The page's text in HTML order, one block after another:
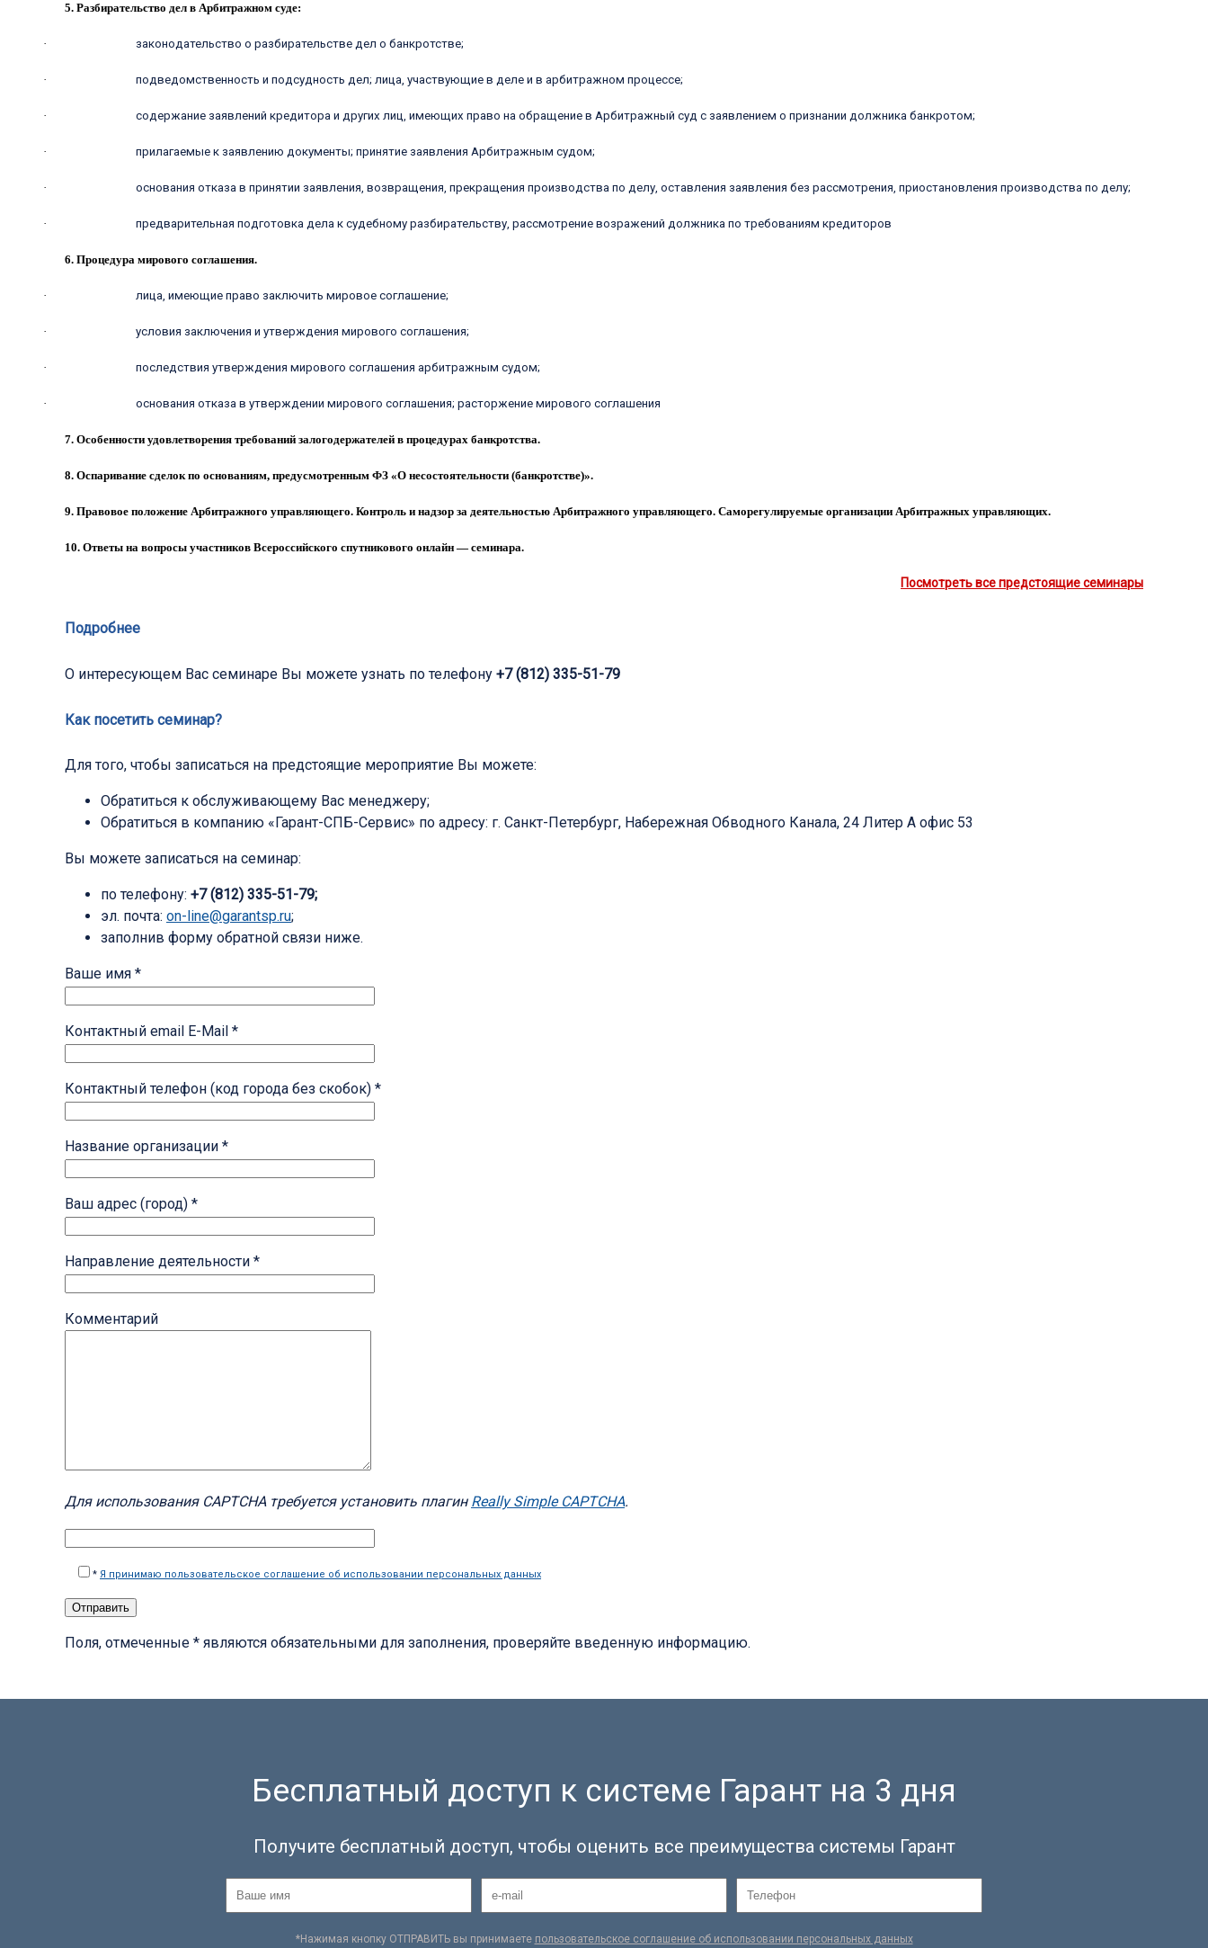
5. Разбирательство дел в Арбитражном суде:
· законодательство о разбирательстве дел о банкротстве;
· подведомственность и подсудность дел; лица, участвующие в деле и в арбитражном процессе;
· содержание заявлений кредитора и других лиц, имеющих право на обращение в Арбитражный суд с заявлением о признании должника банкротом;
· прилагаемые к заявлению документы; принятие заявления Арбитражным судом;
· основания отказа в принятии заявления, возвращения, прекращения производства по делу, оставления заявления без рассмотрения, приостановления производства по делу;
· предварительная подготовка дела к судебному разбирательству, рассмотрение возражений должника по требованиям кредиторов
6. Процедура мирового соглашения.
· лица, имеющие право заключить мировое соглашение;
· условия заключения и утверждения мирового соглашения;
· последствия утверждения мирового соглашения арбитражным судом;
· основания отказа в утверждении мирового соглашения; расторжение мирового соглашения
7. Особенности удовлетворения требований залогодержателей в процедурах банкротства.
8. Оспаривание сделок по основаниям, предусмотренным ФЗ «О несостоятельности (банкротстве)».
9. Правовое положение Арбитражного управляющего. Контроль и надзор за деятельностью Арбитражного управляющего. Саморегулируемые организации Арбитражных управляющих.
10. Ответы на вопросы участников Всероссийского спутникового онлайн — семинара.
Посмотреть все предстоящие семинары
Подробнее
О интересующем Вас семинаре Вы можете узнать по телефону +7 (812) 335-51-79
Как посетить семинар?
Для того, чтобы записаться на предстоящие мероприятие Вы можете:
Обратиться к обслуживающему Вас менеджеру;
Обратиться в компанию «Гарант-СПБ-Сервис» по адресу: г. Санкт-Петербург, Набережная Обводного Канала, 24 Литер А офис 53
Вы можете записаться на семинар:
по телефону: +7 (812) 335-51-79;
эл. почта: on-line@garantsp.ru;
заполнив форму обратной связи ниже.
Ваше имя *
Контактный email E-Mail *
Контактный телефон (код города без скобок) *
Название организации *
Ваш адрес (город) *
Направление деятельности *
Комментарий
Для использования CAPTCHA требуется установить плагин Really Simple CAPTCHA.
* Я принимаю пользовательское соглашение об использовании персональных данных
Поля, отмеченные * являются обязательными для заполнения, проверяйте введенную информацию.
Бесплатный доступ к системе Гарант на 3 дня
Получите бесплатный доступ, чтобы оценить все преимущества системы Гарант
*Нажимая кнопку ОТПРАВИТЬ вы принимаете пользовательское соглашение об использовании персональных данных